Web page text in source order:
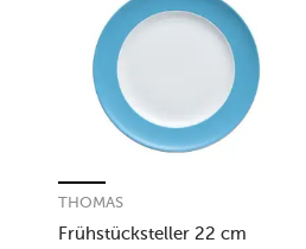
Frühstücksteller 22 cm
THOMAS